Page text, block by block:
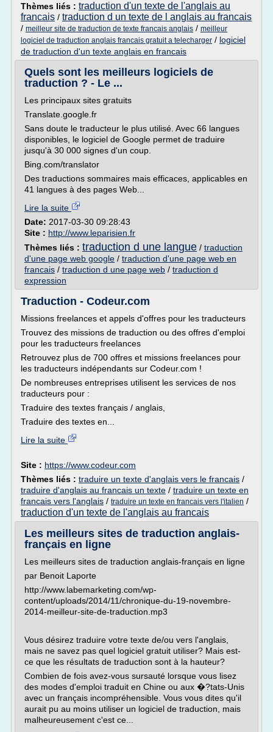
Thèmes liés : traduction d'un texte de l'anglais au
francais / traduction d un texte de l anglais au francais
/ meilleur site de traduction de texte francais anglais / meilleur
logiciel de traduction anglais francais gratuit a telecharger / logiciel
de traduction d'un texte anglais en francais
Quels sont les meilleurs logiciels de
traduction ? - Le ...
Les principaux sites gratuits
Translate.google.fr
Sans doute le traducteur le plus utilisé. Avec 66 langues
disponibles, le logiciel de Google permet de traduire
jusqu'à 30 000 signes d'un coup.
Bing.com/translator
Des traductions sommaires mais efficaces, applicables en
41 langues à des pages Web...
Lire la suite
Date: 2017-03-30 09:28:43
Site : http://www.leparisien.fr
Thèmes liés : traduction d une langue / traduction
d'une page web google / traduction d'une page web en
francais / traduction d une page web / traduction d
expression
Traduction - Codeur.com
Missions freelances et appels d'offres pour les traducteurs
Trouvez des missions de traduction ou des offres d'emploi
pour les traducteurs freelances
Retrouvez plus de 700 offres et missions freelances pour
les traducteurs indépendants sur Codeur.com !
De nombreuses entreprises utilisent les services de nos
traducteurs pour :
Traduire des textes français / anglais,
Traduire des textes en...
Lire la suite
Site : https://www.codeur.com
Thèmes liés : traduire un texte d'anglais vers le francais /
traduire d'anglais au francais un texte / traduire un texte en
francais vers l'anglais / traduire un texte en francais vers l'italien /
traduction d'un texte de l'anglais au francais
Les meilleurs sites de traduction anglais-
français en ligne
Les meilleurs sites de traduction anglais-français en ligne
par Benoit Laporte
http://www.labemarketing.com/wp-
content/uploads/2014/11/chronique-du-19-novembre-
2014-meilleur-site-de-traduction.mp3
Vous désirez traduire votre texte de/ou vers l'anglais,
mais ne savez pas quel logiciel gratuit utiliser? Mais est-
ce que les résultats de traduction sont à la hauteur?
Combien de fois avez-vous sursauté lorsque vous lisez
des modes d'emploi traduit en Chine ou aux �?tats-Unis
avec un français incompréhensible. Vous vous dites qu'il
aurait pu au moins utiliser un logiciel de traduction, mais
malheureusement c'est ce...